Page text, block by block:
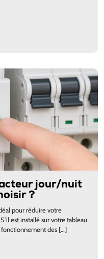
jour/nuit
?
pour réduire votre
est installé sur votre tableau
des […]